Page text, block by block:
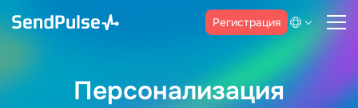
Регистрация
Персонализация